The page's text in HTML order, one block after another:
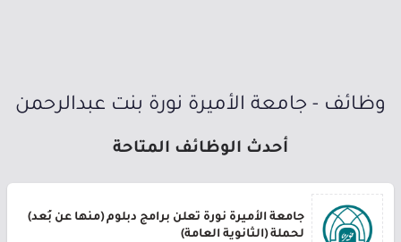
وظائف - جامعة الأميرة نورة بنت عبدالرحمن
أحدث الوظائف المتاحة
جامعة الأميرة نورة تعلن برامج دبلوم (منها عن بُعد)
لحملة (الثانوية العامة)